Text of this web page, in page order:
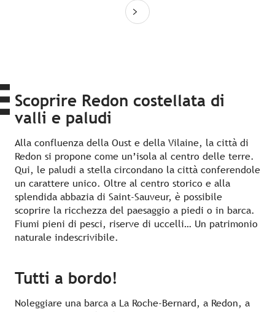
Scoprire Redon costellata di
valli e paludi
Alla confluenza della Oust e della Vilaine, la città di
Redon si propone come un’isola al centro delle terre.
Qui, le paludi a stella circondano la città conferendole
un carattere unico. Oltre al centro storico e alla
splendida abbazia di Saint-Sauveur, è possibile
scoprire la ricchezza del paesaggio a piedi o in barca.
Fiumi pieni di pesci, riserve di uccelli… Un patrimonio
naturale indescrivibile.
Tutti a bordo!
Noleggiare una barca a La Roche-Bernard, a Redon, a